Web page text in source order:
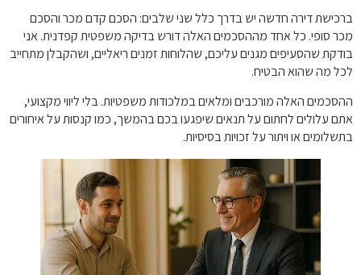
ברכישת דירה חדשה יש בדרך כלל שני שלבים: הסכם קדם מכר והסכם
מכר סופי. כל אחד מההסכמים האלה דורש בדיקה משפטית קפדנית. אני
בודקת שהסעיפים מגנים עליכם, שהלוחות זמנים ריאליים, ושהקבלן מתחייב
לכל מה שהוא הבטיח.
ההסכמים האלה מורכבים ומלאים במלכודות משפטיות. בלי ליווי מקצועי,
אתם עלולים לחתום על תנאים שיפגעו בכם בהמשך, כמו קנסות על איחורים
בתשלומים או ויתור על זכויות בסיסיות.